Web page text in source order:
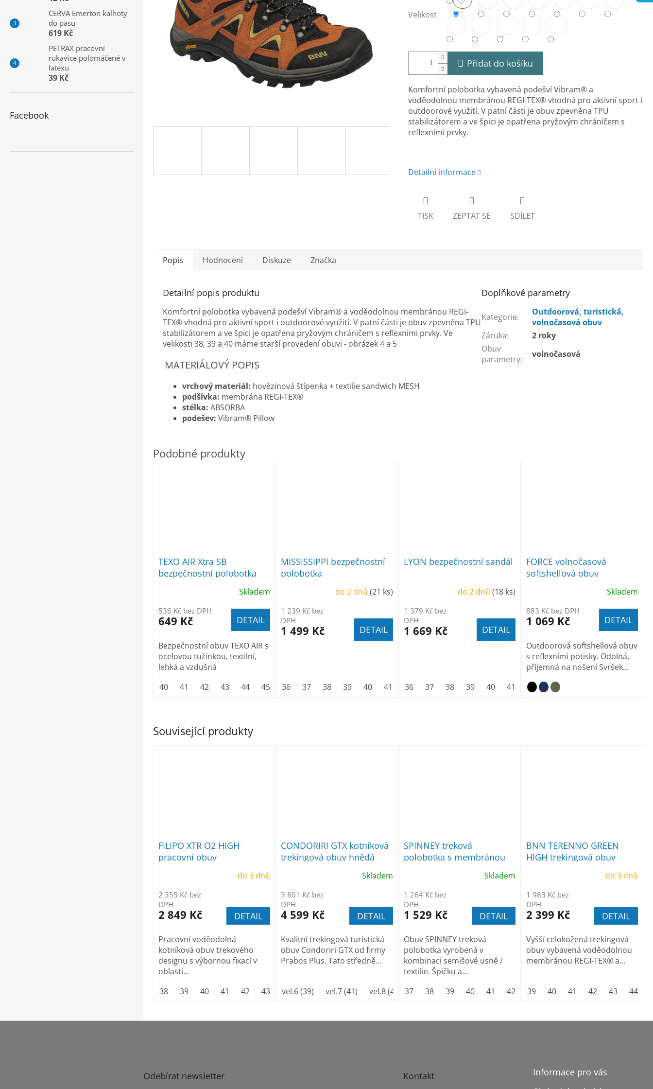
CERVA Emerton kalhoty
do pasu
619 Kč
PETRAX pracovní
rukavice polomáčené v
latexu
39 Kč
Facebook
Velikost
Přidat do košíku
Komfortní polobotka vybavená podešví Vibram® a
voděodolnou membránou REGI-TEX® vhodná pro aktivní sport i
outdoorové využití. V patní části je obuv zpevněna TPU
stabilizátorem a ve špici je opatřena pryžovým chráničem s
reflexními prvky.
Detailní informace
TISK ZEPTAT SE SDÍLET
Související produkty
FILIPO XTR O2 HIGH
pracovní obuv
do 3 dnů
2 355 Kč bez
DPH
2 849 Kč DETAIL
Pracovní voděodolná
kotníková obuv trekového
designu s výbornou fixací v
oblasti...
38
39 40 41 42 43 44 45 46 47 48 49 50
CONDORIRI GTX kotníková
trekingová obuv hnědá
Skladem
3 801 Kč bez
DPH
4 599 Kč DETAIL
Kvalitní trekingová turistická
obuv Condoriri GTX od firmy
Prabos Plus. Tato středně...
vel.6 (39) vel.7 (41) vel.8 (42) vel.9 (43) vel.9 1/2(44) vel.10 (45) vel.11 (46) vel.12 (47)
SPINNEY treková
polobotka s membránou
Skladem
1 264 Kč bez
DPH
1 529 Kč DETAIL
Obuv SPINNEY treková
polobotka vyrobená v
kombinaci semišové usně /
textilie. Špičku a...
37
38 39 40 41 42 43 44 45 46
BNN TERENNO GREEN
HIGH trekingová obuv
do 3 dnů
1 983 Kč bez
DPH
2 399 Kč DETAIL
Vyšší celokožená trekingová
obuv vybavená voděodolnou
membránou REGI-TEX® a...
39 40 41 42 43 44
Popis Hodnocení Diskuze Značka
Detailní popis produktu
Komfortní polobotka vybavená podešví Vibram® a voděodolnou membránou REGI-
TEX® vhodná pro aktivní sport i outdoorové využití. V patní části je obuv zpevněna TPU
stabilizátorem a ve špici je opatřena pryžovým chráničem s reflexními prvky. Ve
velikosti 38, 39 a 40 máme starší provedení obuvi - obrázek 4 a 5
MATERIÁLOVÝ POPIS
vrchový materiál: hovězinová štípenka + textilie sandwich MESH
podšívka: membrána REGI-TEX®
stélka: ABSORBA
podešev: Vibram® Pillow
Doplňkové parametry
Kategorie:
Outdoorová, turistická,
volnočasová obuv
Záruka:
2 roky
Obuv
parametry: volnočasová
TEXO AIR Xtra SB
bezpečnostní polobotka
Skladem
536 Kč bez DPH
649 Kč DETAIL
Bezpečnostní obuv TEXO AIR s
ocelovou tužinkou, textilní,
lehká a vzdušná
40
41 42 43 44 45 46 47
MISSISSIPPI bezpečnostní
polobotka
do 2 dnů (21 ks)
1 239 Kč bez
DPH
1 499 Kč DETAIL
36 37 38 39 40 41 42 43 44 45 46 47 48
LYON bezpečnostní sandál
do 2 dnů (18 ks)
1 379 Kč bez
DPH
1 669 Kč DETAIL
36 37 38 39 40 41 42 43
FORCE volnočasová
softshellová obuv
Skladem
883 Kč bez DPH
1 069 Kč DETAIL
Outdoorová softshellová obuv
s reflexními potisky. Odolná,
příjemná na nošení Svršek...
Z
Odebírat newsletter Kontakt Informace pro vás